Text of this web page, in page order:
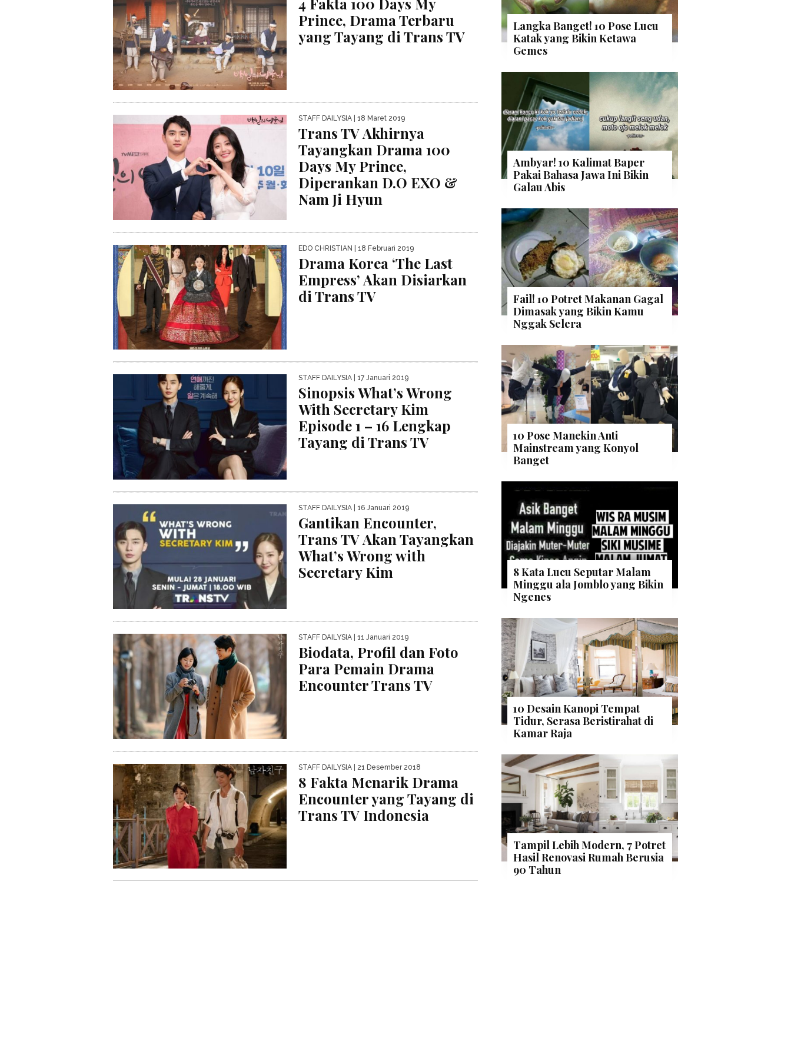
Prince, Drama Terbaru
yang Tayang di Trans TV
STAFF DAILYSIA | 18 Maret 2019
Trans TV Akhirnya
Tayangkan Drama 100
Days My Prince,
Diperankan D.O EXO &
Nam Ji Hyun
EDO CHRISTIAN | 18 Februari 2019
Drama Korea ‘The Last
Empress’ Akan Disiarkan
di Trans TV
STAFF DAILYSIA | 17 Januari 2019
Sinopsis What’s Wrong
With Secretary Kim
Episode 1 – 16 Lengkap
Tayang di Trans TV
STAFF DAILYSIA | 16 Januari 2019
Gantikan Encounter,
Trans TV Akan Tayangkan
What’s Wrong with
Secretary Kim
STAFF DAILYSIA | 11 Januari 2019
Biodata, Profil dan Foto
Para Pemain Drama
Encounter Trans TV
STAFF DAILYSIA | 21 Desember 2018
8 Fakta Menarik Drama
Encounter yang Tayang di
Trans TV Indonesia
Langka Banget! 10 Pose Lucu
Katak yang Bikin Ketawa
Gemes
Ambyar! 10 Kalimat Baper
Pakai Bahasa Jawa Ini Bikin
Galau Abis
Fail! 10 Potret Makanan Gagal
Dimasak yang Bikin Kamu
Nggak Selera
10 Pose Manekin Anti
Mainstream yang Konyol
Banget
8 Kata Lucu Seputar Malam
Minggu ala Jomblo yang Bikin
Ngenes
10 Desain Kanopi Tempat
Tidur, Serasa Beristirahat di
Kamar Raja
Tampil Lebih Modern, 7 Potret
Hasil Renovasi Rumah Berusia
90 Tahun